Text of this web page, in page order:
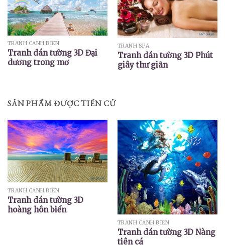
TRANH CẢNH BIỂN
Tranh dán tường 3D Đại
dương trong mơ
TRANH SPA
Tranh dán tường 3D Phút
giây thư giãn
SẢN PHẨM ĐƯỢC TIẾN CỬ
TRANH CẢNH BIỂN
Tranh dán tường 3D
hoàng hôn biển
TRANH CẢNH BIỂN
Tranh dán tường 3D Nàng
tiên cá